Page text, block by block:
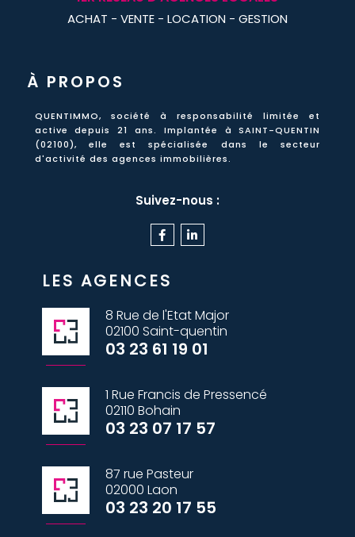
ACHAT - VENTE - LOCATION - GESTION
À PROPOS
QUENTIMMO, société à responsabilité limitée et
activedepuis 21 ans. Implantée à SAINT-QUENTIN
(02100), elle est spécialisée dans le secteur
d'activité des agences immobilières.
Suivez-nous :
LES AGENCES
8 Rue de l'Etat Major
02100 Saint-quentin
03 23 61 19 01
1 Rue Francis de Pressencé
02110 Bohain
03 23 07 17 57
87 rue Pasteur
02000 Laon
03 23 20 17 55